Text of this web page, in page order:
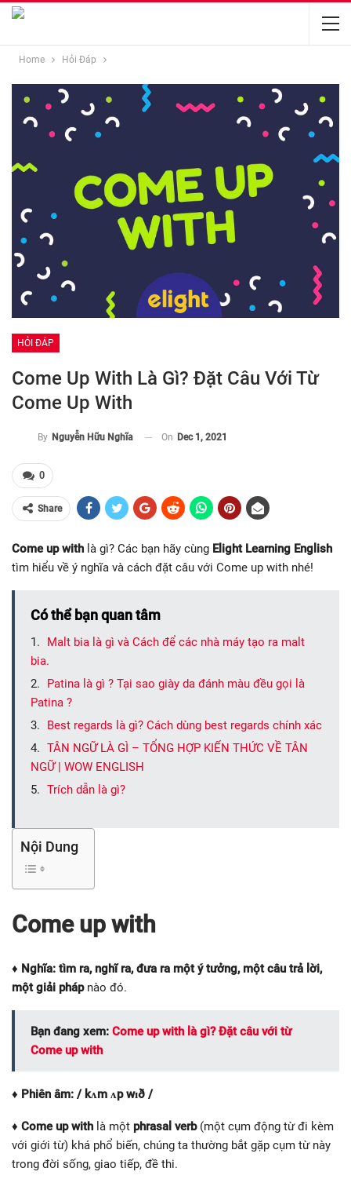
Home Hỏi Đáp
HỎI ĐÁP
Come Up With Là Gì? Đặt Câu Với Từ
Come Up With
By Nguyễn Hữu Nghĩa On Dec 1, 2021
0
Share
Come up with là gì? Các bạn hãy cùng Elight Learning English
tìm hiểu về ý nghĩa và cách đặt câu với Come up with nhé!
Có thể bạn quan tâm
Malt bia là gì và Cách để các nhà máy tạo ra malt
bia.
Patina là gì ? Tại sao giày da đánh màu đều gọi là
Patina ?
Best regards là gì? Cách dùng best regards chính xác
TÂN NGỮ LÀ GÌ – TỔNG HỢP KIẾN THỨC VỀ TÂN
NGỮ | WOW ENGLISH
Trích dẫn là gì?
Nội Dung
Come up with
♦ Nghĩa: tìm ra, nghĩ ra, đưa ra một ý tưởng, một câu trả lời,
một giải phápnào đó.
Bạn đang xem: Come up with là gì? Đặt câu với từ
Come up with
♦ Phiên âm: / kʌm ʌp wɪð /
♦ Come up with là một phrasal verb(một cụm động từ đi kèm
với giới từ) khá phổ biến, chúng ta thường bắt gặp cụm từ này
trong đời sống, giao tiếp, đề thi.